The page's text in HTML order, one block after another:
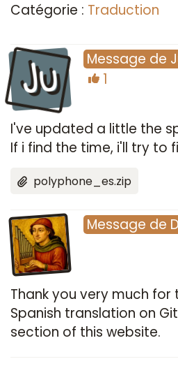
Catégorie : Traduction
Ju Message de
1
I've updated a little the
If i find the time, i'll try to
polyphone_es.zip
Message de
Thank you very much
Spanish translation on
section of this website.